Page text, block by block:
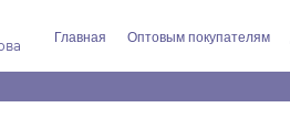
Главная Оптовым покупателям